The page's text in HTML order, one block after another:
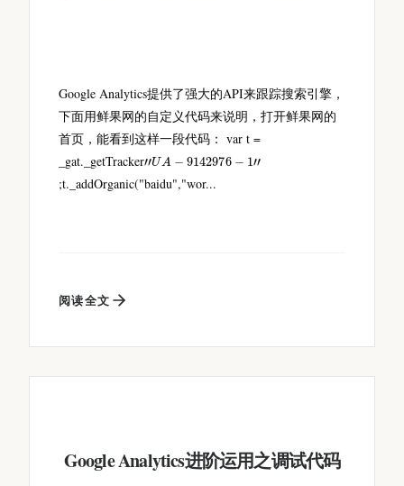
Google Analytics提供了强大的API来跟踪搜索引擎，
下面用鲜果网的自定义代码来说明，打开鲜果网的
首页，能看到这样一段代码： var t =
_gat._getTracker A
;t._addOrganic("baidu","wor...
阅读全文
Google Analytics进阶运用之调试代码